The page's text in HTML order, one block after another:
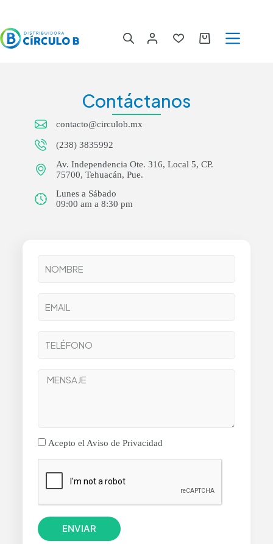
Carro
Contáctanos
contacto@circulob.mx
(238) 3835992
Av. Independencia Ote. 316, Local 5, CP.
75700, Tehuacán, Pue.
Lunes a Sábado
09:00 am a 8:30 pm
Acepto el Aviso de Privacidad
ENVIAR